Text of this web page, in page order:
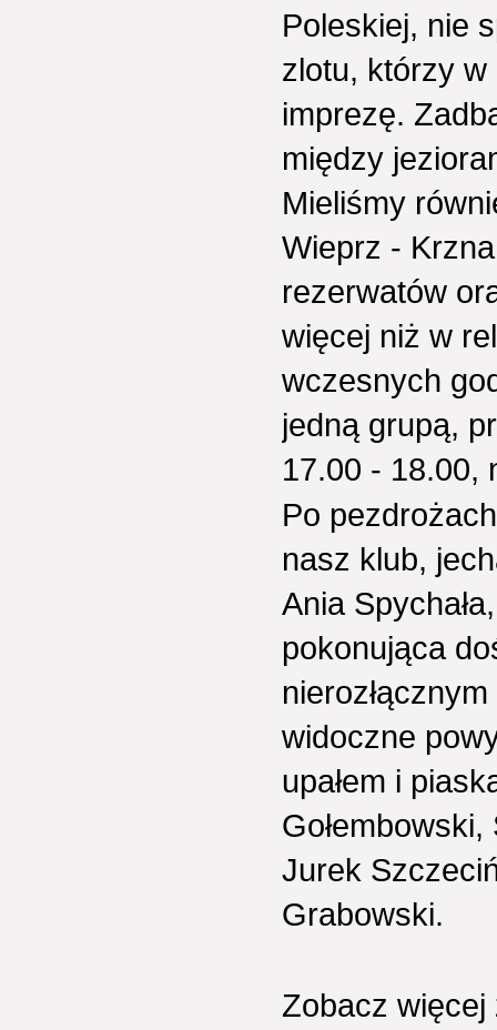
Poleskiej, nie
zlotu, którzy
imprezę.
między
Mieliśmy
Wieprz -
rezerwatów
więcej niż w
wczesnych
jedną grupą,
17.00 - 18.00,
Po
nasz klub,
Ania
pokonująca
widoczne
upałem i
Jurek
Grabowski.
Zobacz